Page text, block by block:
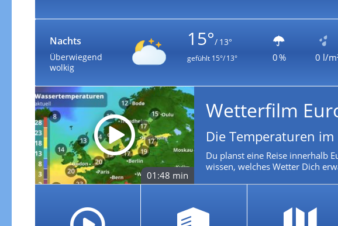
Nachts
Überwiegend
wolkig
15°/ 13°
gefühlt15°/ 13° 0 % 0 l/
01:48 min
Wetterfilm
Die Temperaturen
Du planst eine Reise innerhalb
wissen, welches Wetter Dich